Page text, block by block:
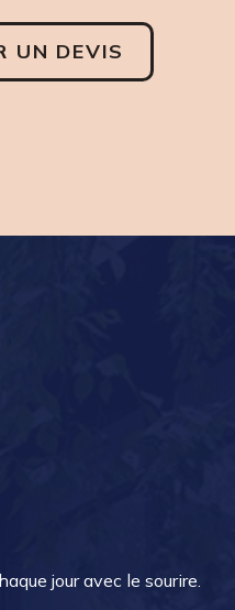
UN DEVIS
jour avec le sourire.